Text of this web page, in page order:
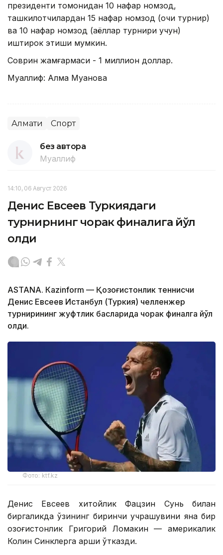
президенти томонидан 10 нафар номзод,
ташкилотчилардан 15 нафар номзод (очиқ турнир)
ва 10 нафар номзод (аёллар турнири учун)
иштирок этиши мумкин.
Соврин жамғармаси - 1 миллион доллар.
Муаллиф: Алма Муқанова
Алмати Спорт
без автора
Муаллиф
14:10, 06 Август 2026
Денис Евсеев Туркиядаги
турнирнинг чорак финалига йўл
олди
ASTANА. Кazinform — Қозоғистонлик теннисчи
Денис Евсеев Истанбул (Туркия) челленжер
турнирининг жуфтлик баҳсларида чорак финалга йўл
олди.
Фото: ktf.kz
Денис Евсеев хитойлик Фацзин Сунь билан
биргаликда ўзининг биринчи учрашувини яна бир
қозоғистонлик Григорий Ломакин — америкалик
Колин Синклерга қарши ўтказди.